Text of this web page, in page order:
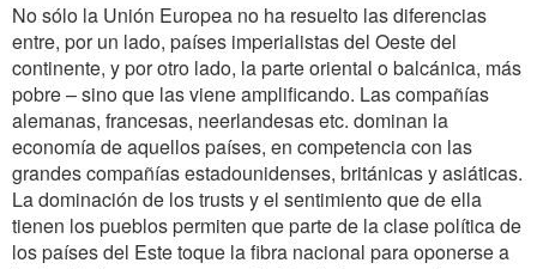
No sólo la Unión Europea no ha resuelto las diferencias
entre, por un lado, países imperialistas del Oeste del
continente, y por otro lado, la parte oriental o balcánica, más
pobre – sino que las viene amplificando. Las compañías
alemanas, francesas, neerlandesas etc. dominan la
economía de aquellos países, en competencia con las
grandes compañías estadounidenses, británicas y asiáticas.
La dominación de los trusts y el sentimiento que de ella
tienen los pueblos permiten que parte de la clase política de
los países del Este toque la fibra nacional para oponerse a